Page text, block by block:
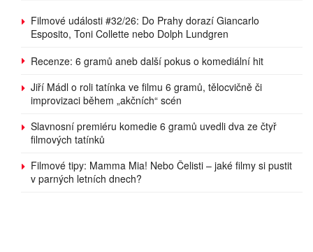
Filmové události #32/26: Do Prahy dorazí Giancarlo
Esposito, Toni Collette nebo Dolph Lundgren
Recenze: 6 gramů aneb další pokus o komediální hit
Jiří Mádl o roli tatínka ve filmu 6 gramů, tělocvičně či
improvizaci během „akčních“ scén
Slavnosní premiéru komedie 6 gramů uvedli dva ze čtyř
filmových tatínků
Filmové tipy: Mamma Mia! Nebo Čelisti – jaké filmy si pustit
v parných letních dnech?